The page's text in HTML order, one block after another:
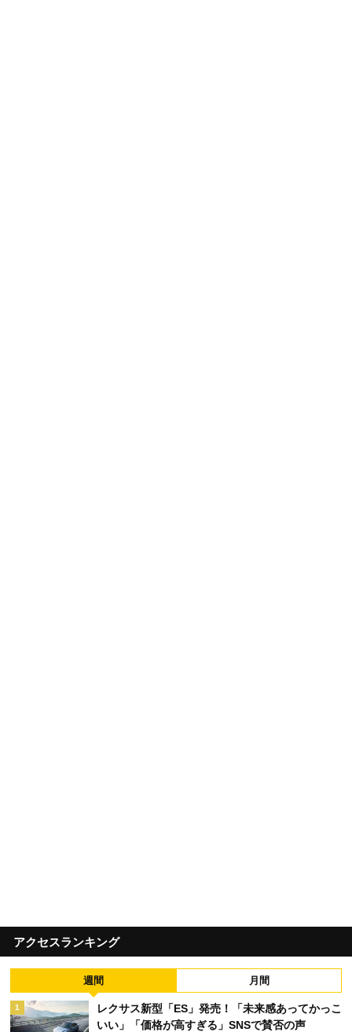
アクセスランキング
週間 月間
1
レクサス新型「ES」発売！「未来感あってかっこ
いい」「価格が高すぎる」SNSで賛否の声